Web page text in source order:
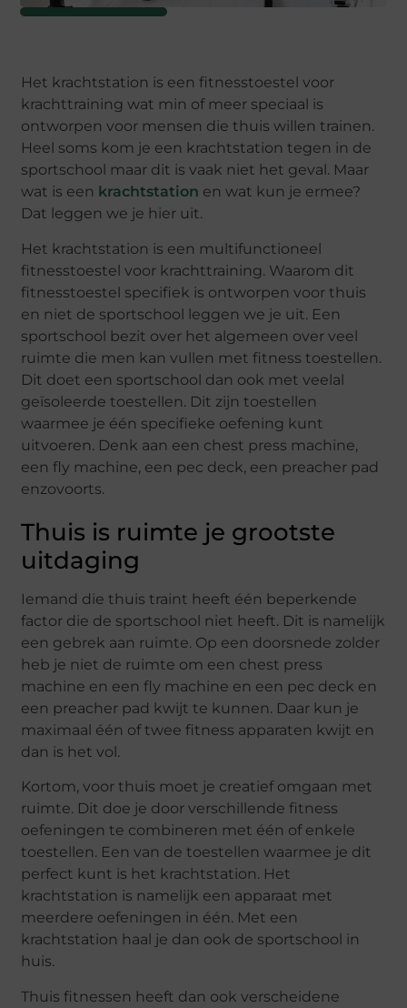
Het krachtstation is een fitnesstoestel voor
krachttraining wat min of meer speciaal is
ontworpen voor mensen die thuis willen trainen.
Heel soms kom je een krachtstation tegen in de
sportschool maar dit is vaak niet het geval. Maar
wat is een krachtstation en wat kun je ermee?
Dat leggen we je hier uit.
Het krachtstation is een multifunctioneel
fitnesstoestel voor krachttraining. Waarom dit
fitnesstoestel specifiek is ontworpen voor thuis
en niet de sportschool leggen we je uit. Een
sportschool bezit over het algemeen over veel
ruimte die men kan vullen met fitness toestellen.
Dit doet een sportschool dan ook met veelal
geïsoleerde toestellen. Dit zijn toestellen
waarmee je één specifieke oefening kunt
uitvoeren. Denk aan een chest press machine,
een fly machine, een pec deck, een preacher pad
enzovoorts.
Thuis is ruimte je grootste
uitdaging
Iemand die thuis traint heeft één beperkende
factor die de sportschool niet heeft. Dit is namelijk
een gebrek aan ruimte. Op een doorsnede zolder
heb je niet de ruimte om een chest press
machine en een fly machine en een pec deck en
een preacher pad kwijt te kunnen. Daar kun je
maximaal één of twee fitness apparaten kwijt en
dan is het vol.
Kortom, voor thuis moet je creatief omgaan met
ruimte. Dit doe je door verschillende fitness
oefeningen te combineren met één of enkele
toestellen. Een van de toestellen waarmee je dit
perfect kunt is het krachtstation. Het
krachtstation is namelijk een apparaat met
meerdere oefeningen in één. Met een
krachtstation haal je dan ook de sportschool in
huis.
Thuis fitnessen heeft dan ook verscheidene